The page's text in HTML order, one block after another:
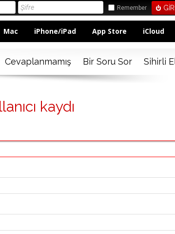
Remember
Mac iPhone/iPad App Store iCloud
Cevaplanmamış Bir Soru Sor Sihirli
kaydı